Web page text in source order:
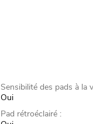
Sensibilité des pads à la
Oui
Pad rétroéclairé :